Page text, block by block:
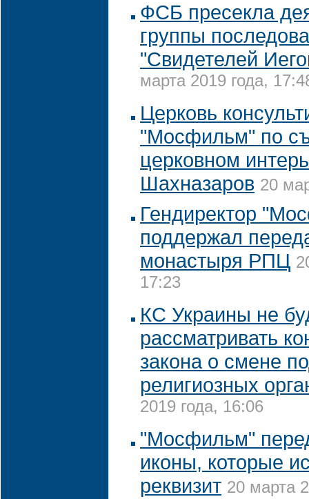
ФСБ пресекла
группы
"Свидетелей
марта 2019 года,
Церковь
"Мосфильм" по
церковном
Шахназаров 20
Гендиректор
поддержал
монастыря РПЦ
17:23
КС Украины не
рассматривать
закона о смене
религиозных
2019 года, 16:06
"Мосфильм"
иконы, которые
реквизит 20 марта